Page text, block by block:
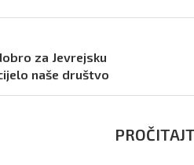
za Jevrejsku
naše društvo